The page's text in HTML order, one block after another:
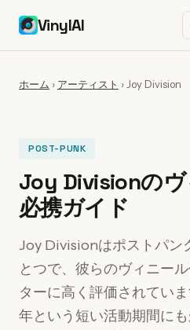
VinylAI
ホーム › アーティスト › Joy Division
POST-PUNK
Joy Divisionの
必携ガイド
Joy Divisionはポストパン
とつで、彼らのヴィニー
ターに高く評価されてい
年という短い活動期間に